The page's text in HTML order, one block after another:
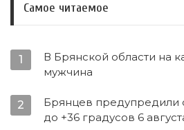
Самое читаемое
1
В Брянской области на
мужчина
2
Брянцев предупредили
до +36 градусов 6